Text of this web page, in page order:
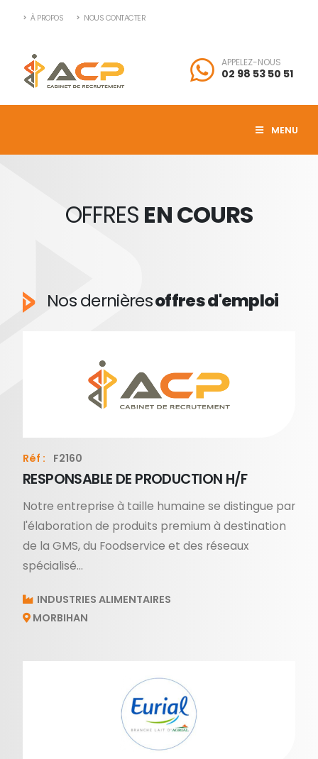
À PROPOS NOUS CONTACTER
APPELEZ-NOUS
02 98 53 50 51
MENU
OFFRES EN COURS
Nos dernièresoffres d'emploi
Réf : F2160
RESPONSABLE DE PRODUCTION H/F
Notre entreprise à taille humaine se distingue par
l'élaboration de produits premium à destination
de la GMS, du Foodservice et des réseaux
spécialisé...
INDUSTRIES ALIMENTAIRES
MORBIHAN